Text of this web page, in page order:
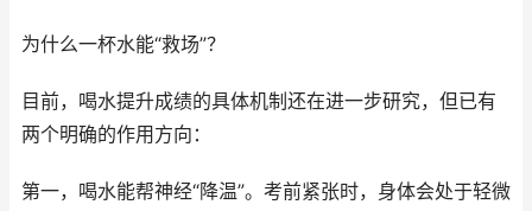
为什么一杯水能“救场”？
目前，喝水提升成绩的具体机制还在进一步研究，但已有
两个明确的作用方向：
第一，喝水能帮神经“降温”。考前紧张时，身体会处于轻微